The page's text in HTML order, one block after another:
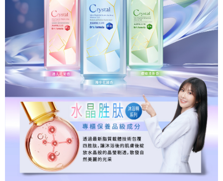
１．透過由恩沛科技股份有限公司提供之「AFTEE先享後付」服務完成之交
易，需依本服務之必要範圍內提供個人資料，並將交易相關給付款項請求債
權轉讓予恩沛科技股份有限公司。
２．關於個人資料處理事宜，請瀏覽以下網址：
https://aftee.tw/terms/#terms3
３．未成年的使用者請事先徵得法定代理人或監護人之同意方可使用
「AFTEE先享後付」，若未經同意申辦者引起之損失，本公司不負相關責
任。
４．使用「AFTEE先享後付」時，將依據個別帳號之用戶狀況，依本公司即
時審查核予不同之上限額度；若仍有額度不足之情形，本公司將視審查結果
請求用戶進行身份認證。
５．嚴禁一人註冊多個帳號或使用他人資訊註冊。若發現惡意使用之情形，
恩沛科技股份有限公司將有權停止該用戶之使用額度並採取法律行動。
付款後萊爾富取貨
每筆NT$90，滿NT$1,000(含以上)免運費
7-11取貨付款
每筆NT$90，滿NT$1,000(含以上)免運費
付款後7-11取貨
每筆NT$90，滿NT$1,000(含以上)免運費
宅配
每筆NT$90，滿NT$1,000(含以上)免運費
貨到付款
每筆NT$90，滿NT$1,000(含以上)免運費